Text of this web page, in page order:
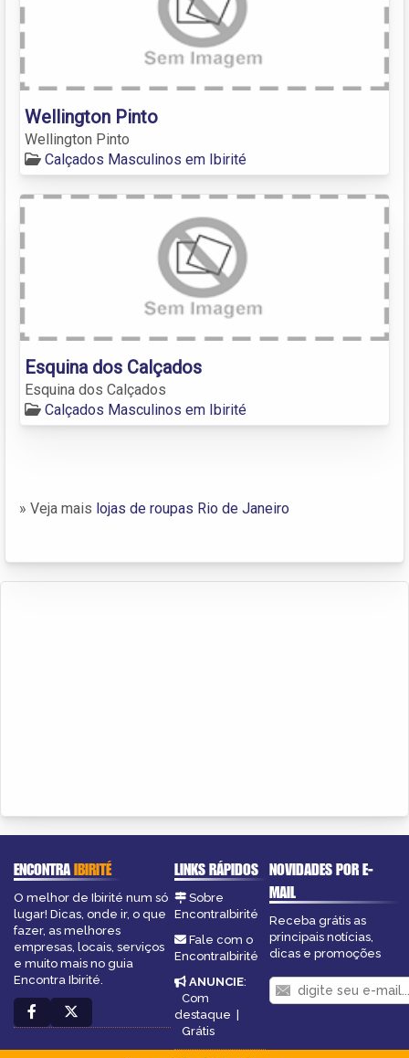
Wellington Pinto
Wellington Pinto
Calçados Masculinos em Ibirité
Esquina dos Calçados
Esquina dos Calçados
Calçados Masculinos em Ibirité
» Veja mais lojas de roupas Rio de Janeiro
ENCONTRAIBIRITÉ
O melhor de Ibirité num só
lugar! Dicas, onde ir, o que
fazer, as melhores
empresas, locais, serviços
e muito mais no guia
Encontra Ibirité.
LINKS RÁPIDOS
Sobre
EncontraIbirité
Fale com o
EncontraIbirité
ANUNCIE:
Com
destaque |
Grátis
NOVIDADES POR E-
MAIL
Receba grátis as
principais notícias,
dicas e promoções